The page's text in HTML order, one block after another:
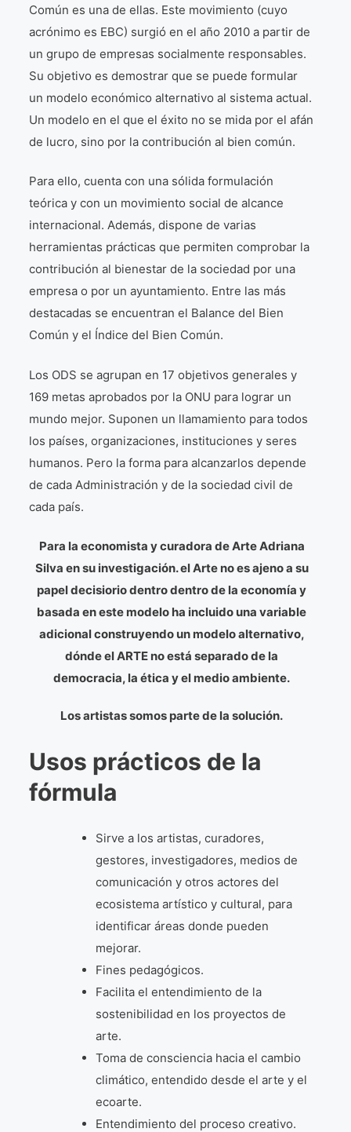
Común es una de ellas. Este movimiento (cuyo
acrónimo es EBC) surgió en el año 2010 a partir de
un grupo de empresas socialmente responsables.
Su objetivo es demostrar que se puede formular
un modelo económico alternativo al sistema actual.
Un modelo en el que el éxito no se mida por el afán
de lucro, sino por la contribución al bien común.
Para ello, cuenta con una sólida formulación
teórica y con un movimiento social de alcance
internacional. Además, dispone de varias
herramientas prácticas que permiten comprobar la
contribución al bienestar de la sociedad por una
empresa o por un ayuntamiento. Entre las más
destacadas se encuentran el Balance del Bien
Común y el Índice del Bien Común.
Los ODS se agrupan en 17 objetivos generales y
169 metas aprobados por la ONU para lograr un
mundo mejor. Suponen un llamamiento para todos
los países, organizaciones, instituciones y seres
humanos. Pero la forma para alcanzarlos depende
de cada Administración y de la sociedad civil de
cada país.
Para la economista y curadora de Arte Adriana
Silva en su investigación. el Arte no es ajeno a su
papel decisiorio dentro dentro de la economía y
basada en este modelo ha incluido una variable
adicional construyendo un modelo alternativo,
dónde el ARTE no está separado de la
democracia, la ética y el medio ambiente.
Los artistas somos parte de la solución.
Usos prácticos de la
fórmula
Sirve a los artistas, curadores,
gestores, investigadores, medios de
comunicación y otros actores del
ecosistema artístico y cultural, para
identificar áreas donde pueden
mejorar.
Fines pedagógicos.
Facilita el entendimiento de la
sostenibilidad en los proyectos de
arte.
Toma de consciencia hacia el cambio
climático, entendido desde el arte y el
ecoarte.
Entendimiento del proceso creativo.